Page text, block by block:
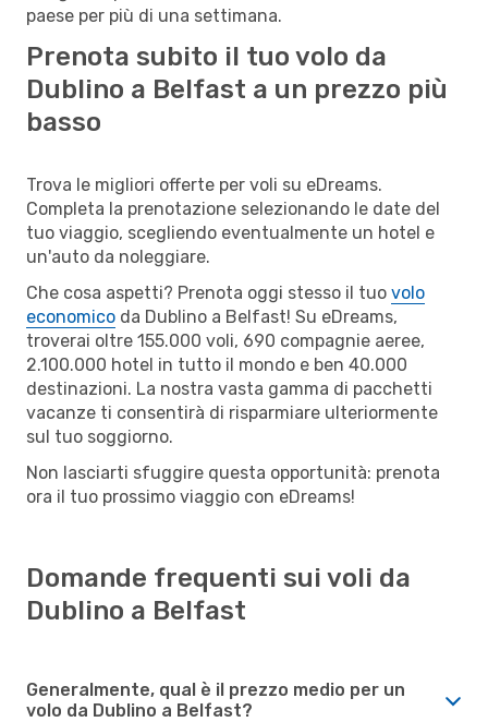
paese per più di una settimana.
Prenota subito il tuo volo da
Dublino a Belfast a un prezzo più
basso
Trova le migliori offerte per voli su eDreams.
Completa la prenotazione selezionando le date del
tuo viaggio, scegliendo eventualmente un hotel e
un'auto da noleggiare.
Che cosa aspetti? Prenota oggi stesso il tuo volo
economico da Dublino a Belfast! Su eDreams,
troverai oltre 155.000 voli, 690 compagnie aeree,
2.100.000 hotel in tutto il mondo e ben 40.000
destinazioni. La nostra vasta gamma di pacchetti
vacanze ti consentirà di risparmiare ulteriormente
sul tuo soggiorno.
Non lasciarti sfuggire questa opportunità: prenota
ora il tuo prossimo viaggio con eDreams!
Domande frequenti sui voli da
Dublino a Belfast
Generalmente, qual è il prezzo medio per un
volo da Dublino a Belfast?